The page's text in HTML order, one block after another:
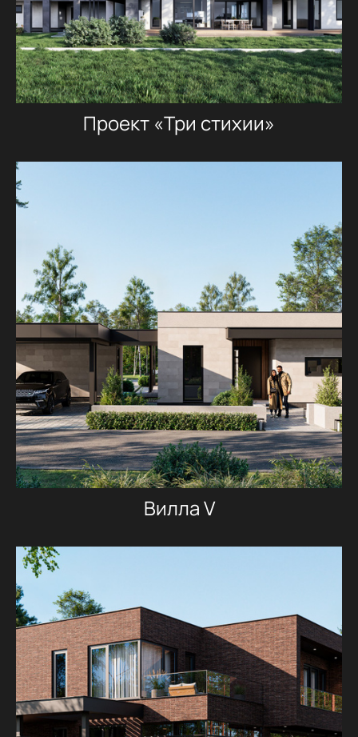
Проект «Три стихии»
Вилла V